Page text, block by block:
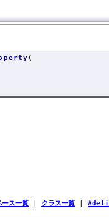
(
ース一覧 クラス一覧